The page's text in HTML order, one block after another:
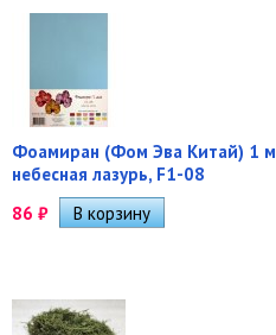
Фоамиран (Фом Эва Китай) 1
небесная лазурь, F1-08
86 ₽